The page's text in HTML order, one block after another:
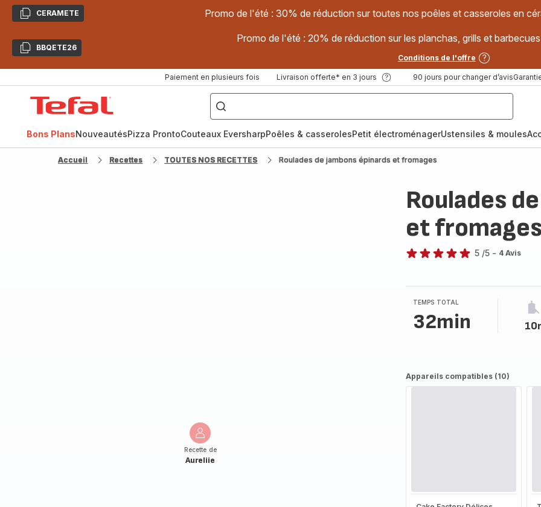
CopierCERAMETE Promo de l'été : 30% de réduction sur toutes nos poêles et casseroles en
CopierBBQETE26
Promo de l'été : 20% de réduction sur les planchas, grills et
Conditions de l'offre
Paiement en plusieurs fois Livraison offerte* en 3 jours 90 jours pour changer d’avis
["Poêles
inox,
Cake
Factory,
Bons PlansNouveautésPizza ProntoCouteaux EversharpPoêles & casserolesPetit électroménagerUstensiles & moules
Accueil Recettes TOUTES NOS RECETTES Roulades de jambons épinards et fromages
Recette de
Aureliie
Roulades
et fromages
étoiles
(moyenne)
5 /5 - 4 Avis
TEMPS TOTAL
32min
Appareils compatibles (10)